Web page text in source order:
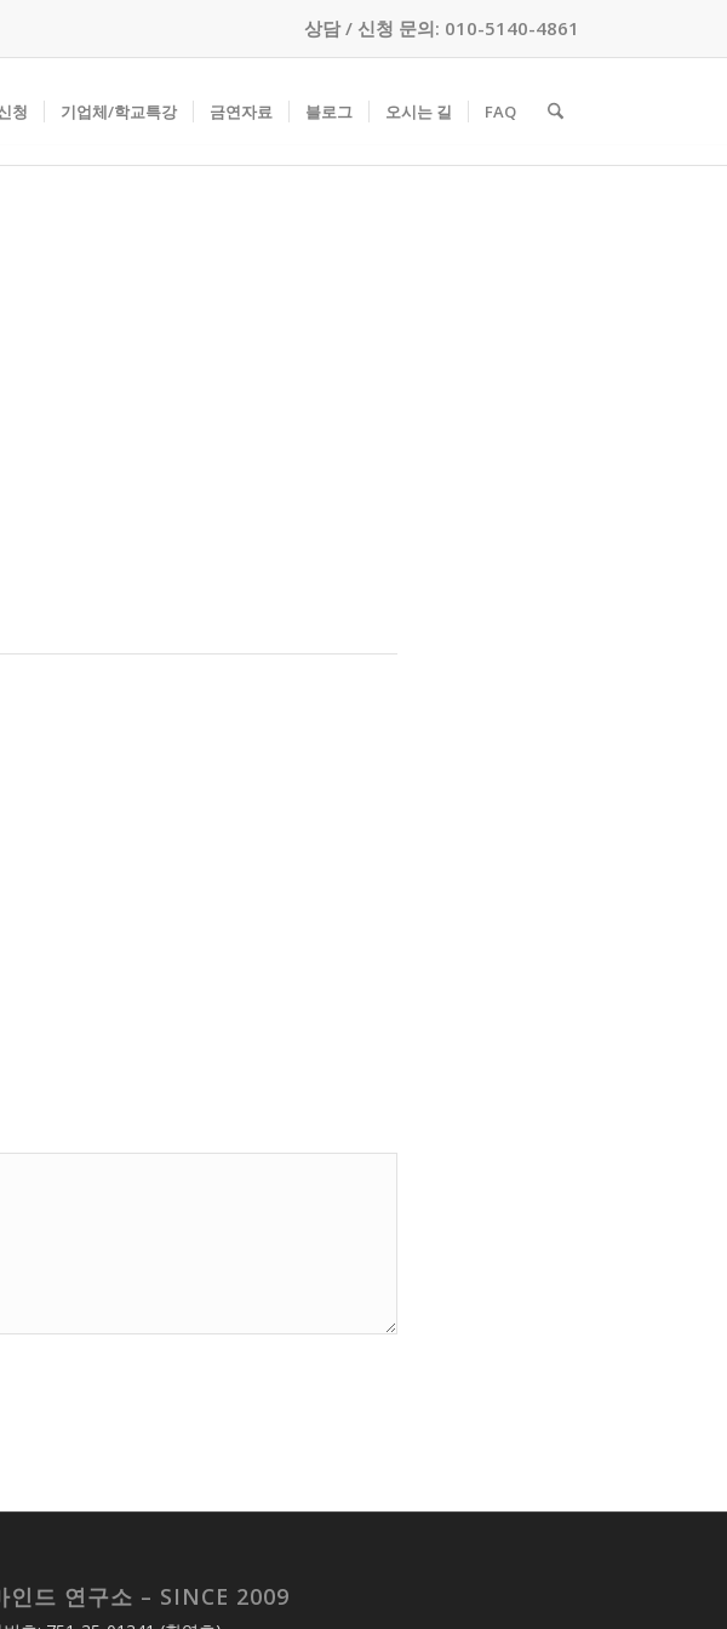
상담 / 신청 문의: 010-5140-4861
청 기업체/학교특강 금연자료 블로그 오시는 길 FAQ
인드 연구소 – SINCE 2009